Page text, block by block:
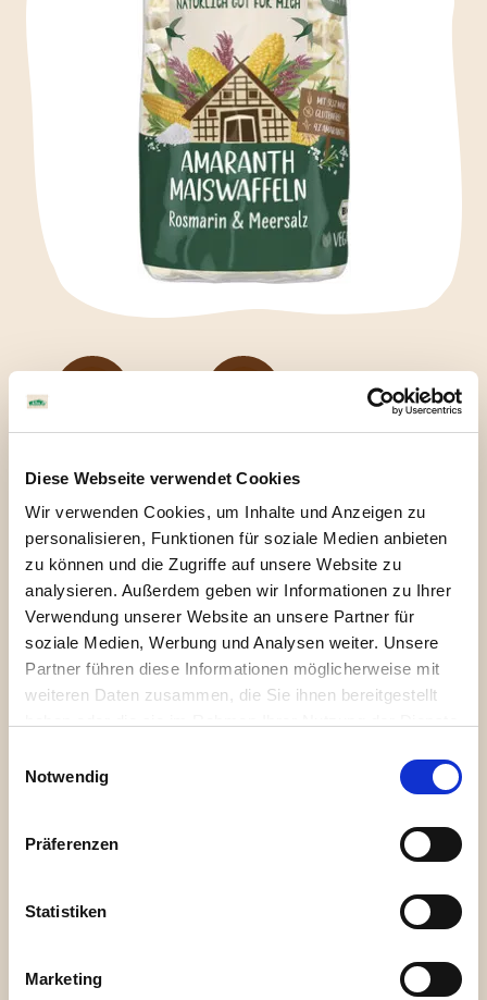
Diese Webseite verwendet Cookies
Wir verwenden Cookies, um Inhalte und Anzeigen zu
personalisieren, Funktionen für soziale Medien anbieten
zu können und die Zugriffe auf unsere Website zu
analysieren. Außerdem geben wir Informationen zu Ihrer
Verwendung unserer Website an unsere Partner für
soziale Medien, Werbung und Analysen weiter. Unsere
Partner führen diese Informationen möglicherweise mit
weiteren Daten zusammen, die Sie ihnen bereitgestellt
Cookies, wenn Sie unsere Webseite weiterhin nutzen.
Notwendig
Präferenzen
Statistiken
Marketing
Diese knusprig-leichten Waffeln werden aus Mais und mit
Amaranth gebacken und pikant mit Meersalz und
Rosmarin gewürzt. Mit ihrer besonderen Form eignen sie
sich ideal zum herzhaften Belegen, Dippen oder pur
Snacken.
Zum Shop
Mais* (93,6%), Amaranth* (4%), Rosmarin (2%),
Meersalz (0,4%). *aus ökologischem Anbau